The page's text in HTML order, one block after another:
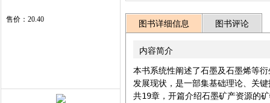
售价：20.40 图书详细信息 图书评论
内容简介
本书系统性阐述了石墨及石墨烯等
发展现状，是一部集基础理论、关
共19章，开篇介绍石墨矿产资源的